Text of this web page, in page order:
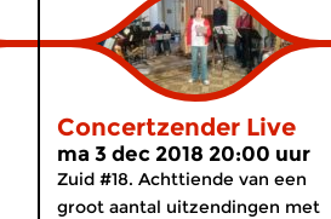
Concertzender Live
ma 3 dec 2018 20:00 uur
Zuid #18. Achttiende van een
groot aantal uitzendingen met